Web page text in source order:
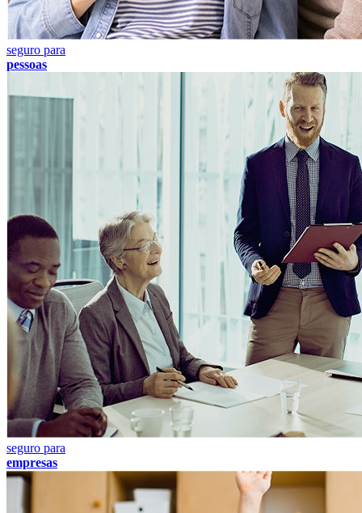
seguro para
pessoas
seguro para
empresas